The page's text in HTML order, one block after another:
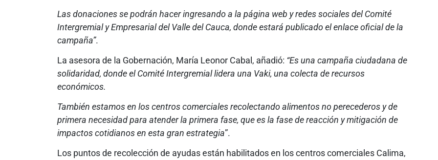
Las donaciones se podrán hacer ingresando a la página web y redes sociales del Comité
Intergremial y Empresarial del Valle del Cauca, donde estará publicado el enlace oficial de la
campaña”.
La asesora de la Gobernación, María Leonor Cabal, añadió: “Es una campaña ciudadana de
solidaridad, donde el Comité Intergremial lidera una Vaki, una colecta de recursos
económicos.
También estamos en los centros comerciales recolectando alimentos no perecederos y de
primera necesidad para atender la primera fase, que es la fase de reacción y mitigación de
impactos cotidianos en esta gran estrategia”.
Los puntos de recolección de ayudas están habilitados en los centros comerciales Calima,